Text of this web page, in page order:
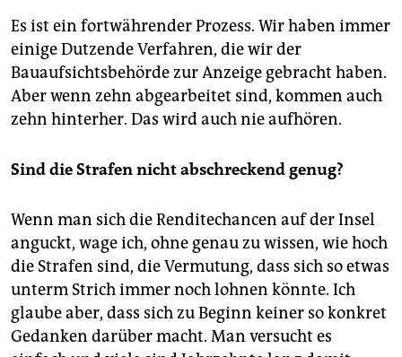
Es ist ein fortwährender Prozess. Wir haben immer
einige Dutzende Verfahren, die wir der
Bauaufsichtsbehörde zur Anzeige gebracht haben.
Aber wenn zehn abgearbeitet sind, kommen auch
zehn hinterher. Das wird auch nie aufhören.
Sind die Strafen nicht abschreckend genug?
Wenn man sich die Renditechancen auf der Insel
anguckt, wage ich, ohne genau zu wissen, wie hoch
die Strafen sind, die Vermutung, dass sich so etwas
unterm Strich immer noch lohnen könnte. Ich
glaube aber, dass sich zu Beginn keiner so konkret
Gedanken darüber macht. Man versucht es